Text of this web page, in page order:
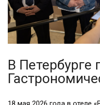
В Петербурге